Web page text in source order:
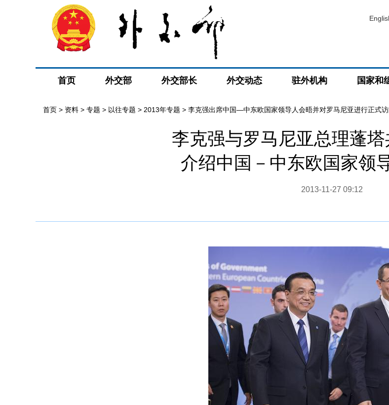
首页 外交部 外交部长 外交动态 驻外机构 国家和
首页 > 资料 > 专题 > 以往专题 > 2013年专题 > 李克强出席中国—中东欧国家领导人会晤并对罗马尼亚进行正式
李克强与罗马尼亚总理蓬
介绍中国－中东欧国家领
2013-11-27 09:12